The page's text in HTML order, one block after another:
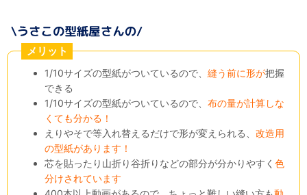
メリット
1/10サイズの型紙がついているので、縫う前に形が把握
できる
1/10サイズの型紙がついているので、布の量が計算しな
くても分かる！
えりやそで等入れ替えるだけで形が変えられる、改造用
の型紙があります！
芯を貼ったり山折り谷折りなどの部分が分かりやすく色
分けされています